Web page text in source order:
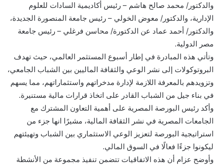
والدكتور/ محمد صالح هاشم – رئيس أكاديمية السادات للعلوم
الإدارية، والدكتور/ معوض الخولي – رئيس جامعة المنصورة الجديدة،
والدكتور/ أحمد عماد عن الدكتورة/ محاسن فرغلي – رئيس جامعة
مصر الدولية.
وتأتي هذه المبادرة في إطار أسبوع المستثمر العالمي، حيث تهدف
البروتوكولات إلى نشر الوعي والثقافة الماليين بين الشباب الجامعي،
وتزويدهم بالمعرفة اللازمة لإدارة مدخراتهم واستثماراتهم، مما يسهم
في بناء جيل من الشباب القادر على اتخاذ قرارات مالية مستنيرة.
وأكد رئيس البورصة المصرية على أهمية التعاون المشترك مع
الجامعات المصرية في نشر الثقافة المالية، مشيرًا انها جزء من
استراتيجية البورصة لتعزيز الوعي الاستثماري بين الشباب وتهيئتهم
ليكونوا جزءًا فعالًا في السوق المالي.
وأوضح عزام أن هذه الاتفاقيات تتضمن تنفيذ مجموعة من الأنشطة